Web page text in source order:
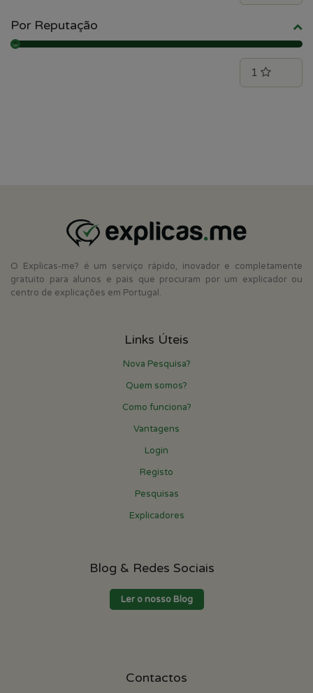
Por Reputação
O Explicas-me? é um serviço rápido, inovador e completamente
gratuito para alunos e pais que procuram por um explicador ou
centro de explicações em Portugal.
Links Úteis
Nova Pesquisa?
Quem somos?
Como funciona?
Vantagens
Login
Registo
Pesquisas
Explicadores
Blog & Redes Sociais
Ler o nosso Blog
Contactos